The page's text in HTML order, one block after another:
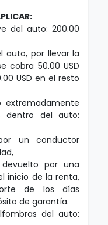
del auto: 200.00
auto, por llevar la
cobra 50.00 USD
USD en el resto
dentro del auto:
un conductor
por una
inicio de la renta,
de los días
de garantía.
del auto: